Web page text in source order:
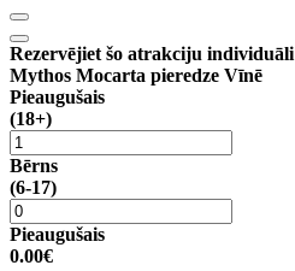
Rezervējiet šo atrakciju individuāli
Mythos Mocarta pieredze Vīnē
Pieaugušais
(18+)
Bērns
(6-17)
Pieaugušais
0.00€